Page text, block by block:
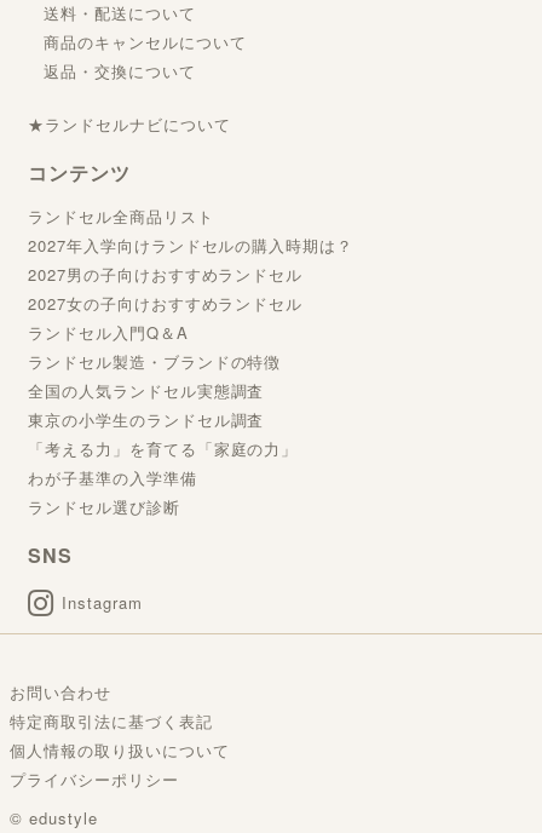
送料・配送について
商品のキャンセルについて
返品・交換について
★ランドセルナビについて
コンテンツ
ランドセル全商品リスト
2027年入学向けランドセルの購入時期は？
2027男の子向けおすすめランドセル
2027女の子向けおすすめランドセル
ランドセル入門Q＆A
ランドセル製造・ブランドの特徴
全国の人気ランドセル実態調査
東京の小学生のランドセル調査
「考える力」を育てる「家庭の力」
わが子基準の入学準備
ランドセル選び診断
SNS
Instagram
お問い合わせ
特定商取引法に基づく表記
個人情報の取り扱いについて
プライバシーポリシー
© edustyle